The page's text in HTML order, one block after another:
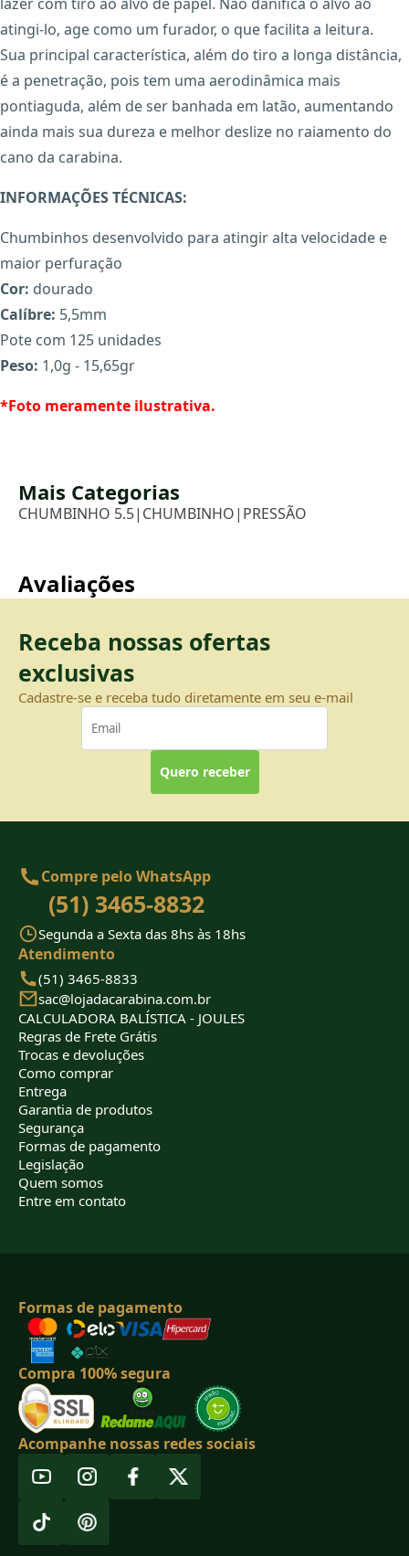
atingi-lo, age como um furador, o que facilita a leitura.
Sua principal característica, além do tiro a longa distância,
é a penetração, pois tem uma aerodinâmica mais
pontiaguda, além de ser banhada em latão, aumentando
ainda mais sua dureza e melhor deslize no raiamento do
cano da carabina.
INFORMAÇÕES TÉCNICAS:
Chumbinhos desenvolvido para atingir alta velocidade e
maior perfuração
Cor: dourado
Calíbre: 5,5mm
Pote com 125 unidades
Peso: 1,0g - 15,65gr
*Foto meramente ilustrativa.
Mais Categorias
CHUMBINHO 5.5| CHUMBINHO| PRESSÃO
Avaliações
Receba nossas ofertas
exclusivas
Cadastre-se e receba tudo diretamente em seu e-mail
Quero receber
Compre pelo WhatsApp
(51) 3465-8832
Segunda a Sexta das 8hs às 18hs
Atendimento
(51) 3465-8833
sac@lojadacarabina.com.br
CALCULADORA BALÍSTICA - JOULES
Regras de Frete Grátis
Trocas e devoluções
Como comprar
Entrega
Garantia de produtos
Segurança
Formas de pagamento
Legislação
Quem somos
Entre em contato
Formas de pagamento
Compra 100% segura
Acompanhe nossas redes sociais